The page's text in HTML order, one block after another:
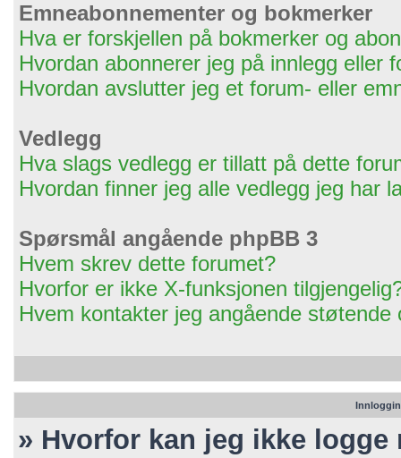
Emneabonnementer og bokmerker
Hva er forskjellen på bokmerker og
Hvordan abonnerer jeg på innlegg eller
Hvordan avslutter jeg et forum- eller
Vedlegg
Hva slags vedlegg er tillatt på dette
Hvordan finner jeg alle vedlegg jeg har
Spørsmål angående phpBB 3
Hvem skrev dette forumet?
Hvorfor er ikke X-funksjonen
Hvem kontakter jeg angående
» Hvorfor kan jeg ikke logge